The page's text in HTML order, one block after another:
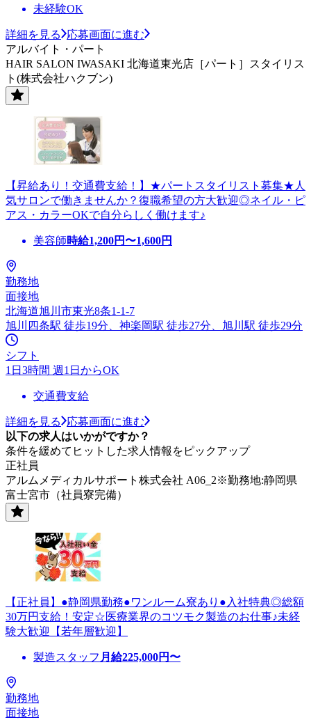
未経験OK
詳細を見る
応募画面に進む
アルバイト・パート
HAIR SALON IWASAKI 北海道東光店［パート］スタイリス
ト(株式会社ハクブン)
【昇給あり！交通費支給！】★パートスタイリスト募集★人
気サロンで働きませんか？復職希望の方大歓迎◎ネイル・ピ
アス・カラーOKで自分らしく働けます♪
美容師時給1,200円〜1,600円
勤務地
面接地
北海道旭川市東光8条1-1-7
旭川四条駅 徒歩19分、神楽岡駅 徒歩27分、旭川駅 徒歩29分
シフト
1日3時間 週1日からOK
交通費支給
詳細を見る
応募画面に進む
以下の求人はいかがですか？
条件を緩めてヒットした求人情報をピックアップ
正社員
アルムメディカルサポート株式会社 A06_2※勤務地:静岡県
富士宮市（社員寮完備）
【正社員】●静岡県勤務●ワンルーム寮あり●入社特典◎総額
30万円支給！安定☆医療業界のコツモク製造のお仕事♪未経
験大歓迎【若年層歓迎】
製造スタッフ 月給225,000円〜
勤務地
面接地